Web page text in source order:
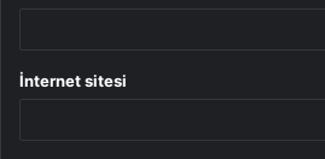
İnternet sitesi